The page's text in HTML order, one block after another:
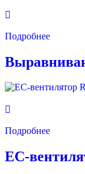
Подробнее
Подробнее
EC-